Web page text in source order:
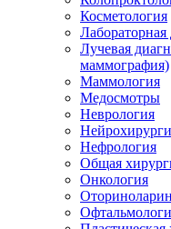
Косметология
Лабораторная
Лучевая
маммография)
Маммология
Медосмотры
Неврология
Нефрология
Общая
Онкология